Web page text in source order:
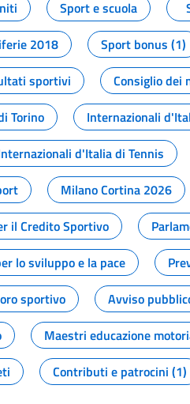
Sport e scuola
2018 Sport bonus (1)
sportivi
Consiglio dei
Torino Internazionali
d'Italia di Tennis
Milano Cortina 2026
il Credito Sportivo
lo sviluppo e la pace
sportivo Avviso
Maestri educazione
Contributi e patrocini (1)